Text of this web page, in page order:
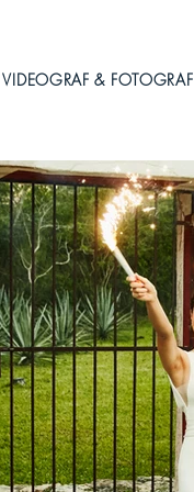
VIDEOGRAF & FOTOGRAF